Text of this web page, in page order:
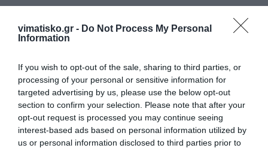
vimatisko.gr - Do Not Process My Personal
Information
If you wish to opt-out of the sale, sharing to third parties, or
processing of your personal or sensitive information for
targeted advertising by us, please use the below opt-out
section to confirm your selection. Please note that after your
opt-out request is processed you may continue seeing
interest-based ads based on personal information utilized by
us or personal information disclosed to third parties prior to
Ο Αντιδήμαρχος
Δήμου Κω
Παναγιώτης Χατζηχριστοφής